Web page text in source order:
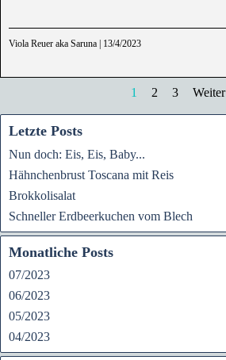
Viola Reuer aka Saruna
13/4/2023
1 2 3 Weiter
Letzte Posts
Nun doch: Eis, Eis, Baby...
Hähnchenbrust Toscana mit Reis
Brokkolisalat
Schneller Erdbeerkuchen vom Blech
Monatliche Posts
07/2023
06/2023
05/2023
04/2023